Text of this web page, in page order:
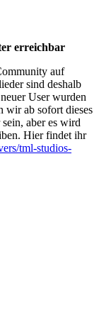
erreichbar
auf
sind deshalb
User wurden
wir ab sofort dieses
aber es wird
Hier findet ihr
tml-studios-